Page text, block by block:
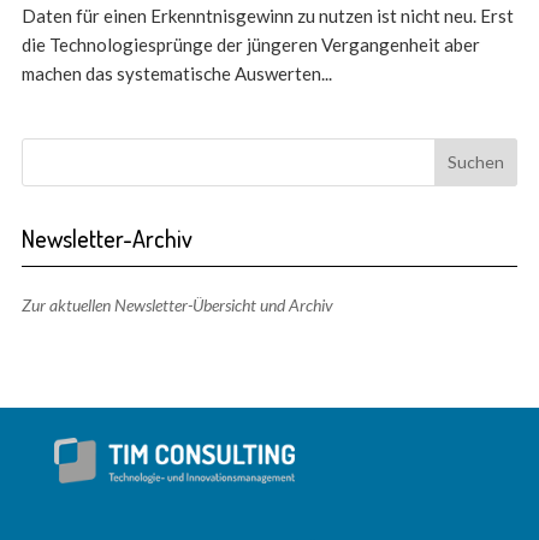
Daten für einen Erkenntnisgewinn zu nutzen ist nicht neu. Erst
die Technologiesprünge der jüngeren Vergangenheit aber
machen das systematische Auswerten...
Newsletter-Archiv
Zur aktuellen Newsletter-Übersicht und Archiv